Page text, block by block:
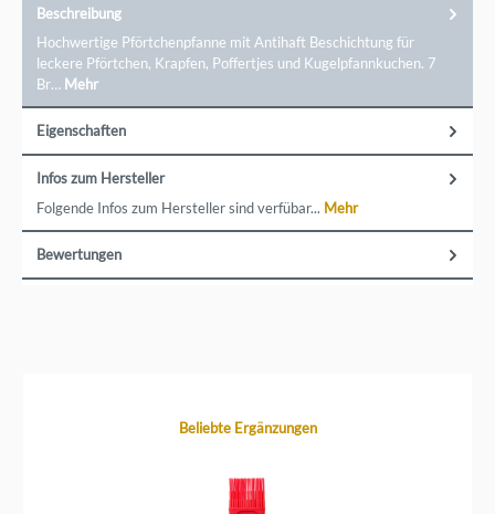
Beschreibung
Hochwertige Pförtchenpfanne mit Antihaft Beschichtung für
leckere Pförtchen, Krapfen, Poffertjes und Kugelpfannkuchen. 7
Br… Mehr
Eigenschaften
Infos zum Hersteller
Folgende Infos zum Hersteller sind verfübar... Mehr
Bewertungen
Produktgalerie überspringenBeliebte Ergänzungen